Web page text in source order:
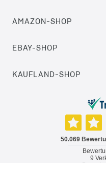
AMAZON-SHOP
EBAY-SHOP
KAUFLAND-SHOP